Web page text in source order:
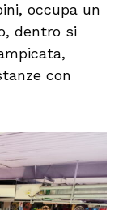
occupa un
dentro si
con